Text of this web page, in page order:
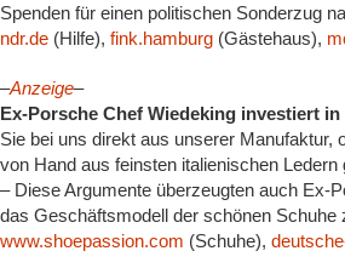
Spenden für einen politischen Sonderzug
ndr.de (Hilfe), fink.hamburg (Gästehaus),
–Anzeige–
Ex-Porsche Chef Wiedeking investiert
Sie bei uns direkt aus unserer Manufaktur,
von Hand aus feinsten italienischen
– Diese Argumente überzeugten auch Ex-
das Geschäftsmodell der schönen Schuhe
www.shoepassion.com (Schuhe),